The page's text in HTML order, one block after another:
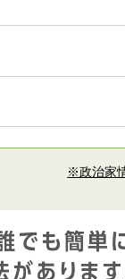
※政治家